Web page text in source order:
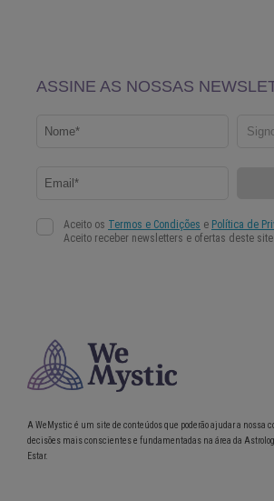
A WeMystic é um site de conteúdos que poderão ajudar a nossa
decisões mais conscientes e fundamentadas na área da
Estar.